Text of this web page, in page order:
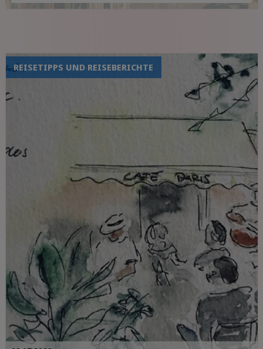
Kubaner wissen, wie man feiert. Das
und abwechslungsreich. Neben den
zahlreichen Denkmälern aus der
Revolutionszeit gibt es auch viele tolle
Restaurants, Bars, Cafés und Clubs. Das
Nachtleben Havannas ist ein echtes
Lebensgefühl, das sich vor allem in den
berühmten Shows ausdrückt. Ein
Aufenthalt in Havanna ohne den Besuch
einer Tanzshow ist fast unmöglich. Die
Tropicana-Show ist eine der
angesagtesten Tanzshows der Welt.
REISETIPPS UND REISEBERICHTE